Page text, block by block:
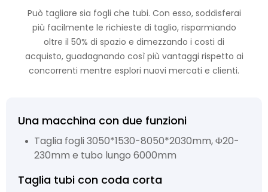
Può tagliare sia fogli che tubi. Con esso, soddisferai
più facilmente le richieste di taglio, risparmiando
oltre il 50% di spazio e dimezzando i costi di
acquisto, guadagnando così più vantaggi rispetto ai
concorrenti mentre esplori nuovi mercati e clienti.
Una macchina con due funzioni
Taglia fogli 3050*1530-8050*2030mm, Φ20-
230mm e tubo lungo 6000mm
Taglia tubi con coda corta